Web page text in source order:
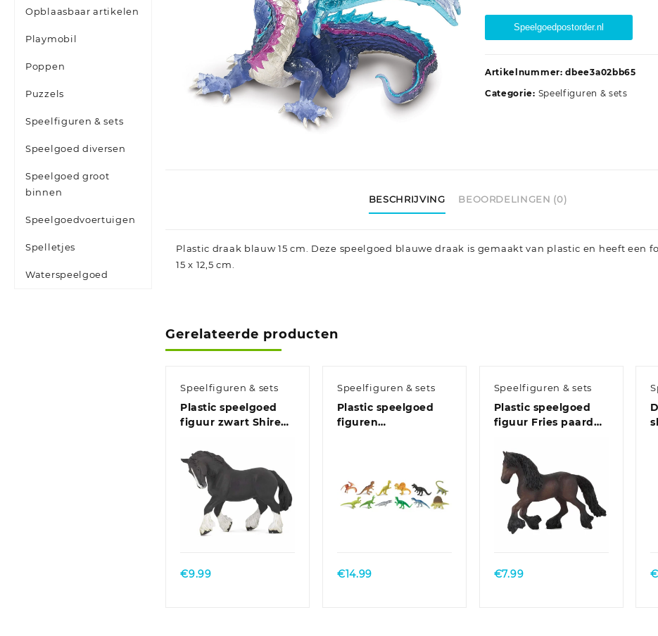
Opblaasbaar artikelen
Playmobil
Poppen
Puzzels
Speelfiguren & sets
Speelgoed diversen
Speelgoed groot
binnen
Speelgoedvoertuigen
Spelletjes
Waterspeelgoed
Speelgoedpostorder.nl
Artikelnummer:dbee3a02bb65
Categorie: Speelfiguren & sets
BESCHRIJVING BEOORDELINGEN (0)
Plastic draak blauw 15 cm. Deze speelgoed blauwe draak is gemaakt van plastic en heeft een
15 x 12,5 cm.
Gerelateerde producten
Speelfiguren & sets
Plastic speelgoed
figuur zwart Shire
€9.99
Speelfiguren & sets
Plastic speelgoed
figuren
€14.99
Speelfiguren & sets
Plastic speelgoed
figuur Fries paard
€7.99